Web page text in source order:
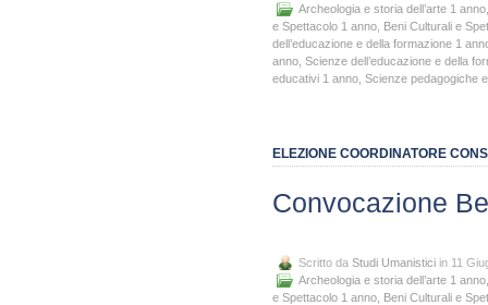
Archeologia e storia dell’arte 1 anno
e Spettacolo 1 anno Beni Culturali e
dell’educazione e della formazione 1
anno Scienze dell’educazione e della
educativi 1 anno Scienze pedagogiche
ELEZIONE COORDINATORE
Convocazione
Scritto da Studi Umanistici in 11
Archeologia e storia dell’arte 1 anno
e Spettacolo 1 anno Beni Culturali e